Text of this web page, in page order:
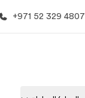
+971 52 329 4807